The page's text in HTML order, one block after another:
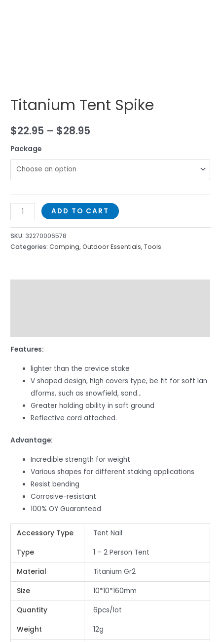
Titanium Tent Spike
$22.95 – $28.95
Package
ADD TO CART
SKU: 32270006578
Categories:Camping,Outdoor Essentials,Tools
Features:
lighter than the crevice stake
V shaped design, high covers type, be fit for soft lan
dforms, such as snowfield, sand…
Greater holding ability in soft ground
Reflective cord attached.
Advantage:
Incredible strength for weight
Various shapes for different staking applications
Resist bending
Corrosive-resistant
100% OY Guaranteed
Accessory Type Tent Nail
Type 1 – 2 Person Tent
Material Titanium Gr2
Size 10*10*160mm
Quantity 6pcs/lot
Weight 12g